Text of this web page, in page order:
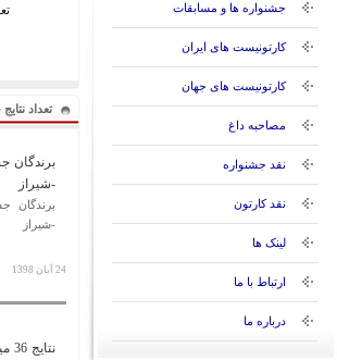
جشنواره ها و مسابقات
کارتونیست های ایران
کارتونیست های جهان
مصاحبه داغ
نقد جشنواره
نقد کارتون
لینک ها
ارتباط با ما
درباره ما
تعداد نتایج
برندگان
-شیراز
برندگان
-شیراز
24 آبان 1398